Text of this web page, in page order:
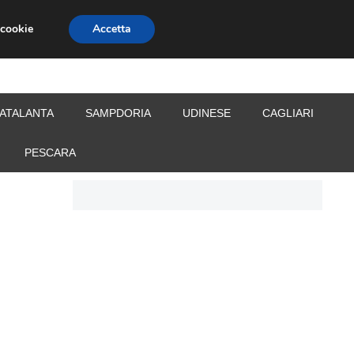
CALCIOMERCATO
ATALANTA SAMPDORIA UDINESE CAGLIARI
PESCARA
Accetta